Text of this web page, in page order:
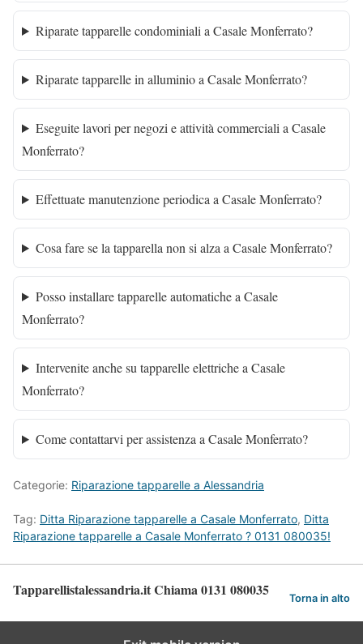
Riparate tapparelle condominiali a Casale Monferrato?
Riparate tapparelle in alluminio a Casale Monferrato?
Eseguite lavori per negozi e attività commerciali a Casale
Monferrato?
Effettuate manutenzione periodica a Casale Monferrato?
Cosa fare se la tapparella non si alza a Casale Monferrato?
Posso installare tapparelle automatiche a Casale
Monferrato?
Intervenite anche su tapparelle elettriche a Casale
Monferrato?
Come contattarvi per assistenza a Casale Monferrato?
Categorie: Riparazione tapparelle a Alessandria
Tag: Ditta Riparazione tapparelle a Casale Monferrato, Ditta
Riparazione tapparelle a Casale Monferrato ? 0131 080035!
Tapparellistalessandria.it Chiama 0131 080035 Torna in alto